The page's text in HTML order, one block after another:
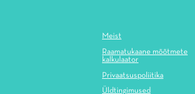
Meist
Raamatukaane mõõtmete
kalkulaator
Privaatsuspoliitika
Üldtingimused